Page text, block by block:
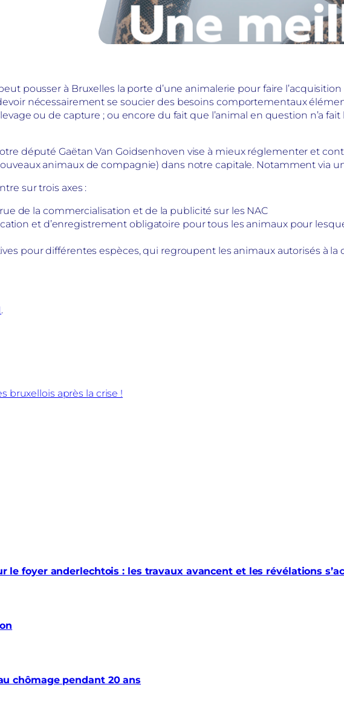
pousser à Bruxelles la porte d’une animalerie pour faire l’acquisition
nécessairement se soucier des besoins comportementaux
ou de capture ; ou encore du fait que l’animal en question n’a
député Gaëtan Van Goidsenhoven vise à mieux réglementer et
animaux de compagnie) dans notre capitale. Notamment via
sur trois axes :
de la commercialisation et de la publicité sur les NAC
et d’enregistrement obligatoire pour tous les animaux pour
pour différentes espèces, qui regroupent les animaux autorisés à
.
bruxellois après la crise !
le foyer anderlechtois : les travaux avancent et les révélations
chômage pendant 20 ans